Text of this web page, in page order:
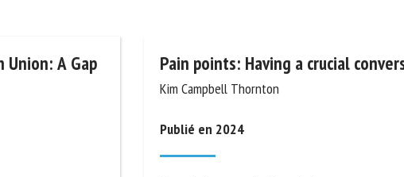
A Gap
Pain points: Having a crucial
Kim Campbell Thornton
Publié en 2024
le formulaire ci-dessous pour vous inscrire à notre newsletter :
Prénom